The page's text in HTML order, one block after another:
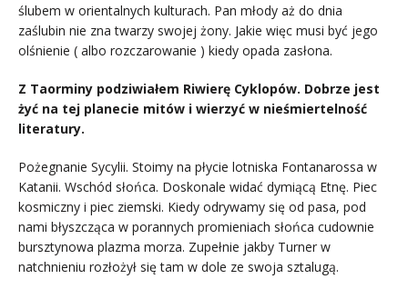
ślubem w orientalnych kulturach. Pan młody aż do dnia
zaślubin nie zna twarzy swojej żony. Jakie więc musi być jego
olśnienie ( albo rozczarowanie ) kiedy opada zasłona.
Z Taorminy podziwiałem Riwierę Cyklopów. Dobrze jest
żyć na tej planecie mitów i wierzyć w nieśmiertelność
literatury.
Pożegnanie Sycylii. Stoimy na płycie lotniska Fontanarossa w
Katanii. Wschód słońca. Doskonale widać dymiącą Etnę. Piec
kosmiczny i piec ziemski. Kiedy odrywamy się od pasa, pod
nami błyszcząca w porannych promieniach słońca cudownie
bursztynowa plazma morza. Zupełnie jakby Turner w
natchnieniu rozłożył się tam w dole ze swoja sztalugą.